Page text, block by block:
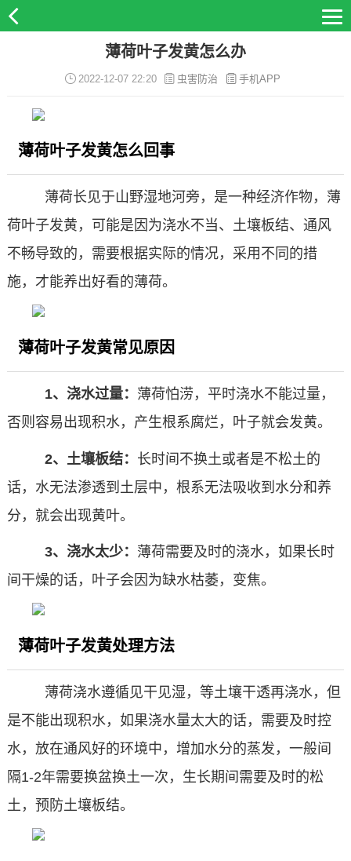
薄荷叶子发黄怎么办
2022-12-07 22:20 虫害防治 手机APP
薄荷叶子发黄怎么回事
薄荷长见于山野湿地河旁，是一种经济作物，薄
荷叶子发黄，可能是因为浇水不当、土壤板结、通风
不畅导致的，需要根据实际的情况，采用不同的措
施，才能养出好看的薄荷。
薄荷叶子发黄常见原因
1、浇水过量： 薄荷怕涝，平时浇水不能过量，
否则容易出现积水，产生根系腐烂，叶子就会发黄。
2、土壤板结： 长时间不换土或者是不松土的
话，水无法渗透到土层中，根系无法吸收到水分和养
分，就会出现黄叶。
3、浇水太少： 薄荷需要及时的浇水，如果长时
间干燥的话，叶子会因为缺水枯萎，变焦。
薄荷叶子发黄处理方法
薄荷浇水遵循见干见湿，等土壤干透再浇水，但
是不能出现积水，如果浇水量太大的话，需要及时控
水，放在通风好的环境中，增加水分的蒸发，一般间
隔1-2年需要换盆换土一次，生长期间需要及时的松
土，预防土壤板结。